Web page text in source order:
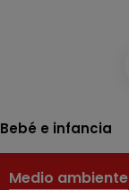
Bebé e infancia
Medio ambiente